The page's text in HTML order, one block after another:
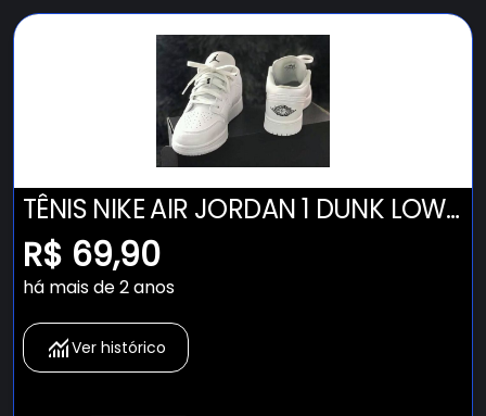
TÊNIS NIKE AIR JORDAN 1 DUNK LOW
CANO BAIXO TODO BRANCO
FEMININO E MASCULINO CONFIRA
R$ 69,90
há mais de 2 anos
Ver histórico